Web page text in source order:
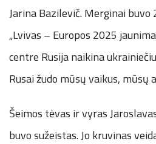
Jarina Bazilevič. Merginai buvo
„Lvivas – Europos 2025
centre Rusija naikina
Rusai žudo mūsų vaikus, mūsų
Šeimos tėvas ir vyras
buvo sužeistas. Jo kruvinas